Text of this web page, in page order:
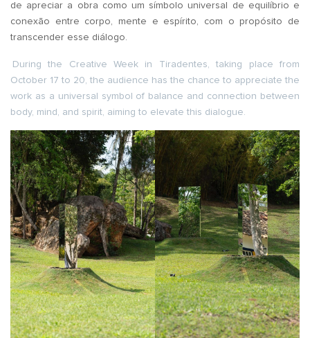
de apreciar a obra como um símbolo universal de equilíbrio e
conexão entre corpo, mente e espírito, com o propósito de
transcender esse diálogo.
During the Creative Week in Tiradentes, taking place from
October 17 to 20, the audience has the chance to appreciate the
work as a universal symbol of balance and connection between
body, mind, and spirit, aiming to elevate this dialogue.